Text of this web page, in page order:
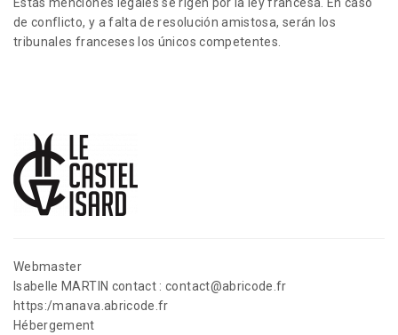
de conflicto, y a falta de resolución amistosa, serán los
tribunales franceses los únicos competentes.
Webmaster
Isabelle MARTIN contact : contact@abricode.fr
https:/manava.abricode.fr
Hébergement